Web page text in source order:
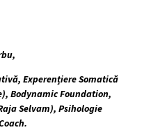
Experențiere Somatică
Bodynamic Foundation,
Selvam), Psihologie